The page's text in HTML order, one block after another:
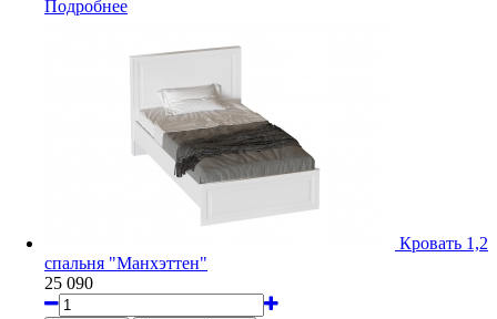
Подробнее
Кровать 1,2
спальня "Манхэттен"
25 090